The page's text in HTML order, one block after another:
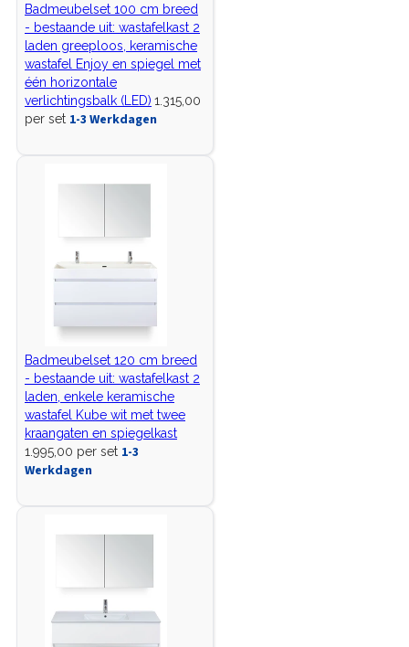
Badmeubelset 100 cm breed
- bestaande uit: wastafelkast 2
laden greeploos, keramische
wastafel Enjoy en spiegel met
één horizontale
verlichtingsbalk (LED) 1.315,00
per set 1-3 Werkdagen
Badmeubelset 120 cm breed
- bestaande uit: wastafelkast 2
laden, enkele keramische
wastafel Kube wit met twee
kraangaten en spiegelkast
1.995,00 per set 1-3
Werkdagen